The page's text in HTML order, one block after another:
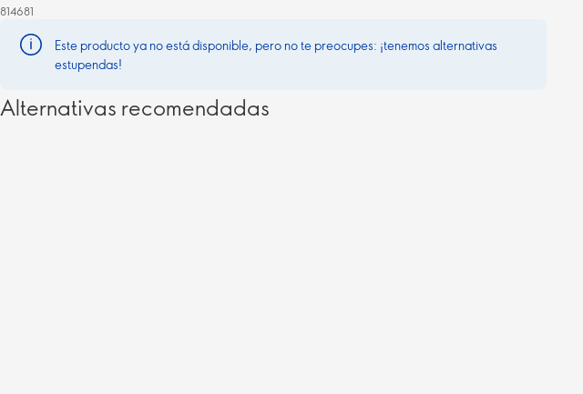
814681
Este producto ya no está disponible, pero no te preocupes: ¡tenemos alternativas
estupendas!
Alternativas recomendadas